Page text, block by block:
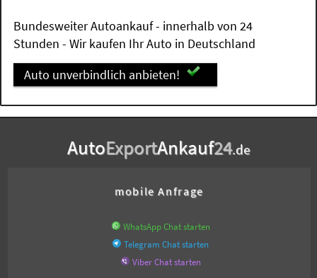
Bundesweiter Autoankauf - innerhalb von 24
Stunden - Wir kaufen Ihr Auto in Deutschland
Auto unverbindlich anbieten!
AutoExportAnkauf24.de
mobile Anfrage
WhatsApp Chat starten
Telegram Chat starten
Viber Chat starten